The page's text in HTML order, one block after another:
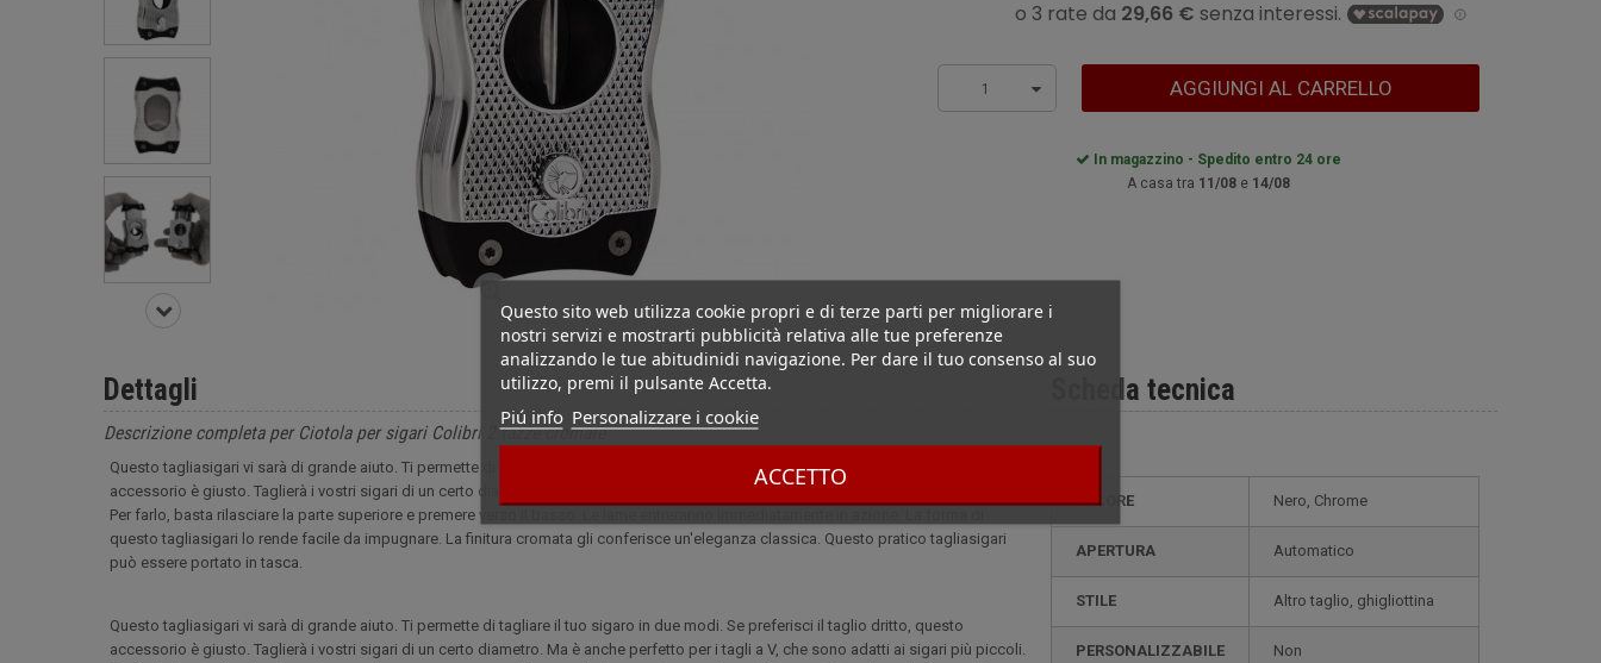
Questo sito web utilizza cookie propri e di terze parti per migliorare i
nostri servizi e mostrarti pubblicità relativa alle tue preferenze
analizzando le tue abitudinidi navigazione. Per dare il tuo consenso al suo
utilizzo, premi il pulsante Accetta.
Piú info Personalizzare i cookie
ACCETTO
1 AGGIUNGI AL CARRELLO
In magazzino - Spedito entro 24 ore
A casa tra 11/08 e 14/08
Scheda tecnica
COLORE Nero, Chrome
APERTURA Automatico
STILE altro taglio, ghigliottina
PERSONALIZZABILE non
Dettagli
Descrizione completa per Ciotola per sigari Colibri 2 tazze cromate
Questo tagliasigari vi sarà di grande aiuto. Ti permette di tagliare il tuo sigaro in due modi. Se preferisci il taglio dritto, questo
accessorio è giusto. Taglierà i vostri sigari di un certo diametro. Ma è anche perfetto per i tagli a V, che sono adatti ai sigari più piccoli.
Per farlo, basta rilasciare la parte superiore e premere verso il basso. Le lame entreranno immediatamente in azione. La forma di
questo tagliasigari lo rende facile da impugnare. La finitura cromata gli conferisce un'eleganza classica. Questo pratico tagliasigari
può essere portato in tasca.
Questo tagliasigari vi sarà di grande aiuto. Ti permette di tagliare il tuo sigaro in due modi. Se preferisci il taglio dritto, questo
accessorio è giusto. Taglierà i vostri sigari di un certo diametro. Ma è anche perfetto per i tagli a V, che sono adatti ai sigari più piccoli.